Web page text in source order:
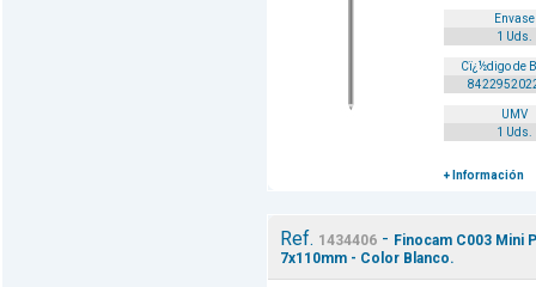
Envase
1 Uds.
Cï¿½digo de
UMV
1 Uds.
+ Información
Ref. 1434406- Finocam C003 Mini
7x110mm - Color Blanco.